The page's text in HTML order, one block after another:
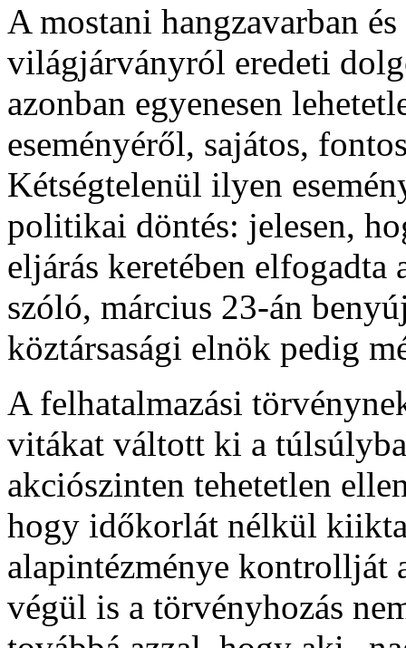
A mostani hangzavarban
világjárványról eredeti
azonban egyenesen
eseményéről, sajátos,
Kétségtelenül ilyen
politikai döntés: jelesen,
eljárás keretében
szóló, március 23-án
köztársasági elnök pedig
A felhatalmazási
vitákat váltott ki a
akciószinten tehetetlen
hogy időkorlát nélkül
alapintézménye kontrollját
végül is a törvényhozás